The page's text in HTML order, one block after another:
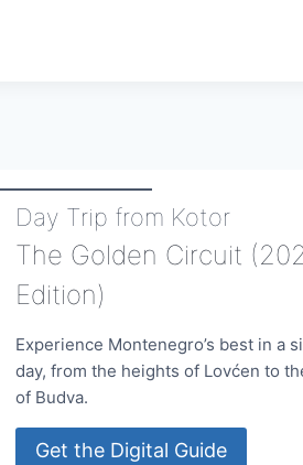
Day Trip from Kotor
The Golden Circuit
Edition)
Experience Montenegro’s best in a
day, from the heights of Lovćen to
of Budva.
Get the Digital Guide